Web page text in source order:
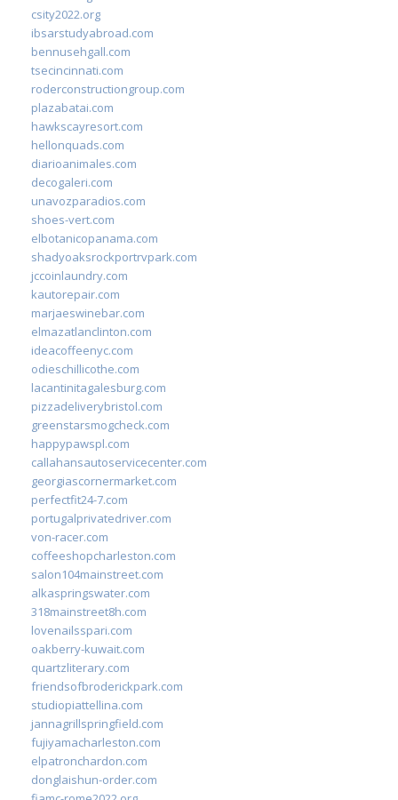
csity2022.org
ibsarstudyabroad.com
bennusehgall.com
tsecincinnati.com
roderconstructiongroup.com
plazabatai.com
hawkscayresort.com
hellonquads.com
diarioanimales.com
decogaleri.com
unavozparadios.com
shoes-vert.com
elbotanicopanama.com
shadyoaksrockportrvpark.com
jccoinlaundry.com
kautorepair.com
marjaeswinebar.com
elmazatlanclinton.com
ideacoffeenyc.com
odieschillicothe.com
lacantinitagalesburg.com
pizzadeliverybristol.com
greenstarsmogcheck.com
happypawspl.com
callahansautoservicecenter.com
georgiascornermarket.com
perfectfit24-7.com
portugalprivatedriver.com
von-racer.com
coffeeshopcharleston.com
salon104mainstreet.com
alkaspringswater.com
318mainstreet8h.com
lovenailsspari.com
oakberry-kuwait.com
quartzliterary.com
friendsofbroderickpark.com
studiopiattellina.com
jannagrillspringfield.com
fujiyamacharleston.com
elpatronchardon.com
donglaishun-order.com